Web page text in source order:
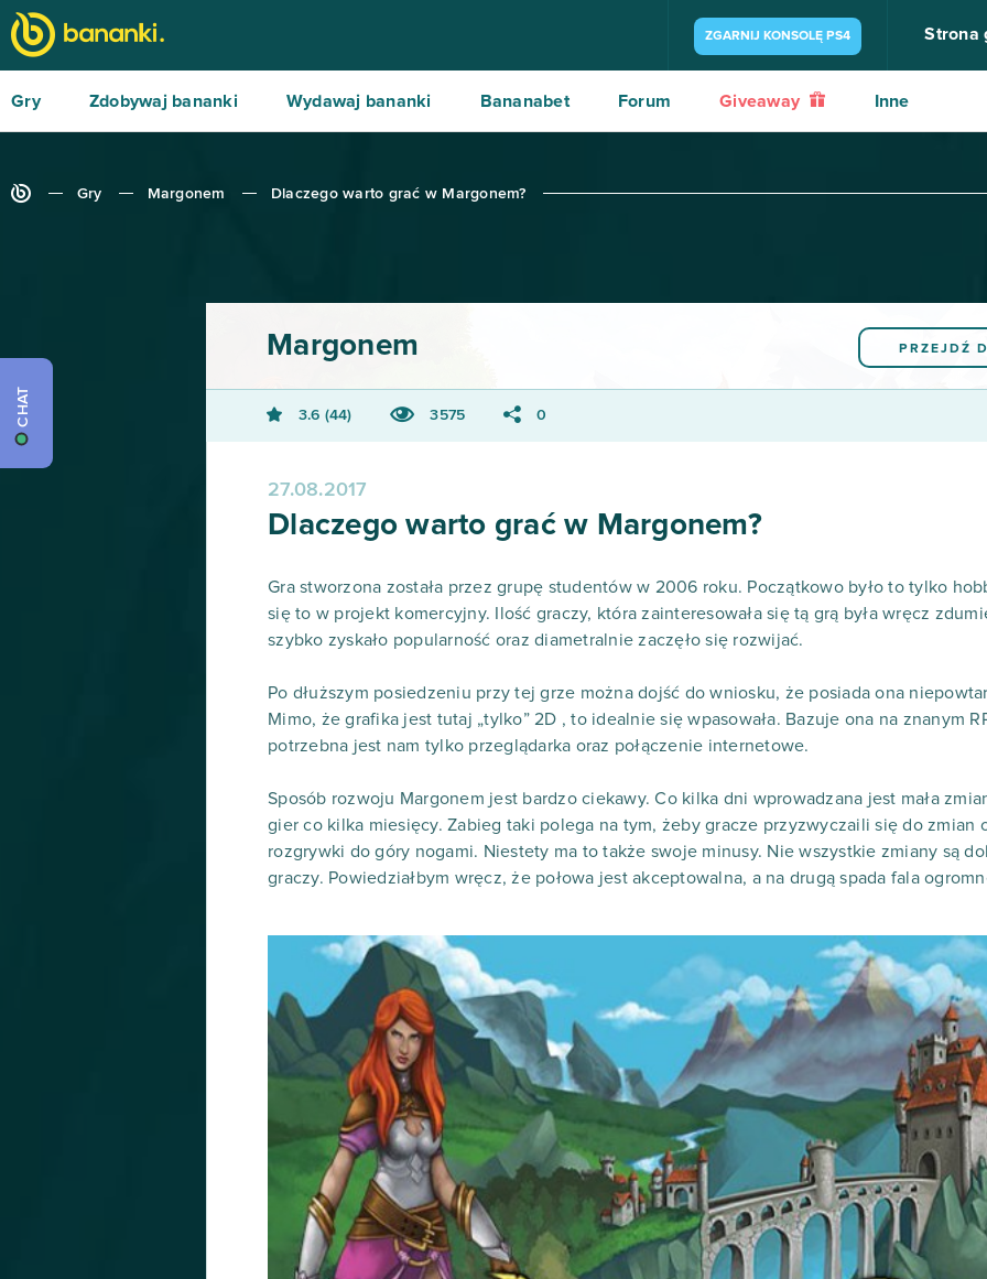
ZGARNIJ KONSOLĘ PS4 Strona
Gry Zdobywaj bananki Wydawaj bananki Bananabet Forum Giveaway Inne
Gry Margonem Dlaczego warto grać w Margonem?
PRZEJDŹ
Margonem
3.6 44 3575 0
27.08.2017
Dlaczego warto grać w Margonem?
Gra stworzona została przez grupę studentów w 2006 roku. Początkowo było to tylko
się to w projekt komercyjny. Ilość graczy, która zainteresowała się tą grą była wręcz
szybko zyskało popularność oraz diametralnie zaczęło się rozwijać.
Po dłuższym posiedzeniu przy tej grze można dojść do wniosku, że posiada ona
Mimo, że grafika jest tutaj „tylko” 2D , to idealnie się wpasowała. Bazuje ona na znanym
potrzebna jest nam tylko przeglądarka oraz połączenie internetowe.
Sposób rozwoju Margonem jest bardzo ciekawy. Co kilka dni wprowadzana jest mała
gier co kilka miesięcy. Zabieg taki polega na tym, żeby gracze przyzwyczaili się do zmian
rozgrywki do góry nogami. Niestety ma to także swoje minusy. Nie wszystkie zmiany są
graczy. Powiedziałbym wręcz, że połowa jest akceptowalna, a na drugą spada fala
CHAT